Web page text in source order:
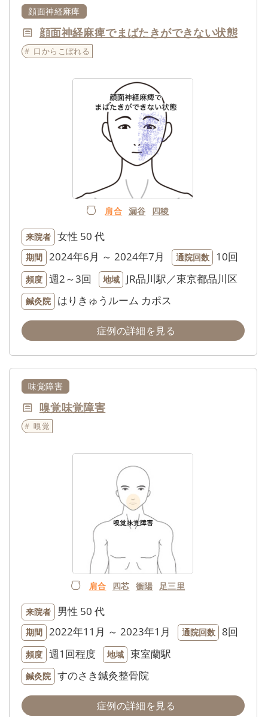
顔面神経麻痺
顔面神経麻痺でまばたきができない状態
口からこぼれる
肩合 漏谷 四稜
来院者 女性 50 代
期間 2024年6月 ～ 2024年7月 通院回数 10回
頻度 週2～3回 地域 JR品川駅／東京都品川区
鍼灸院 はりきゅうルーム カポス
症例の詳細を見る
味覚障害
嗅覚味覚障害
嗅覚
肩合 四芯 衝陽 足三里
来院者 男性 50 代
期間 2022年11月 ～ 2023年1月 通院回数 8回
頻度 週1回程度 地域 東室蘭駅
鍼灸院 すのさき鍼灸整骨院
症例の詳細を見る